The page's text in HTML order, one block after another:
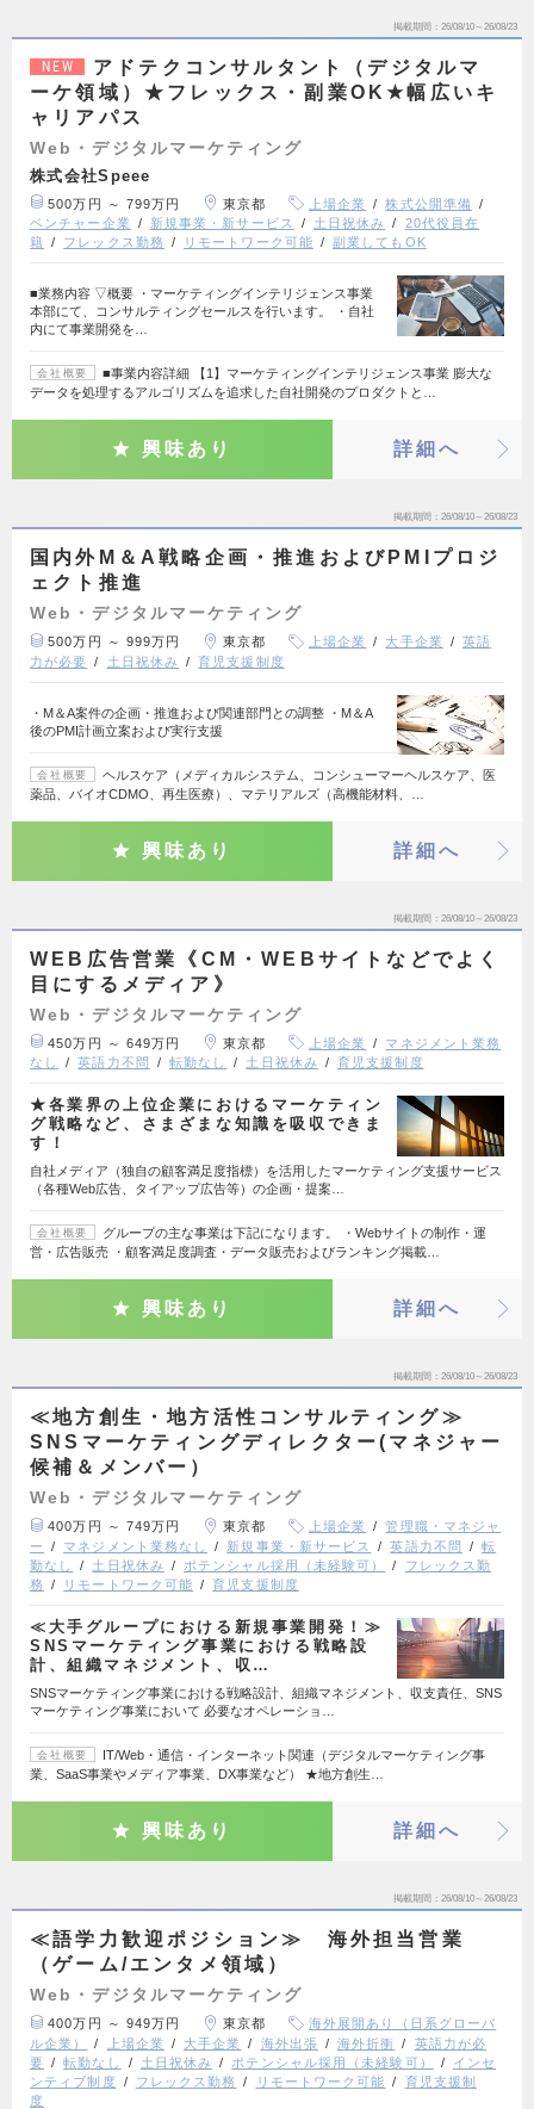
掲載期間 26/08/10～26/08/23
NEW
アドテクコンサルタント（デジタルマ
ーケ領域）★フレックス・副業OK★幅広いキ
ャリアパス
Web・デジタルマーケティング
株式会社Speee
500万円 ～ 799万円 東京都 上場企業
株式公開準備
ベンチャー企業
新規事業・新サービス 土日祝休み
20代役員在
籍
フレックス勤務 リモートワーク可能 副業してもOK
■業務内容 ▽概要 ・マーケティングインテリジェンス事業
本部にて、コンサルティングセールスを行います。 ・自社
内にて事業開発を…
会社概要
■事業内容詳細 【1】マーケティングインテリジェンス事業 膨大な
データを処理するアルゴリズムを追求した自社開発のプロダクトと…
興味あり 詳細へ
掲載期間 26/08/10～26/08/23
国内外M＆A戦略企画・推進およびPMIプロジ
ェクト推進
Web・デジタルマーケティング
500万円 ～ 999万円 東京都 上場企業 大手企業
英語
力が必要
土日祝休み 育児支援制度
・M＆A案件の企画・推進および関連部門との調整 ・M＆A
後のPMI計画立案および実行支援
会社概要
ヘルスケア（メディカルシステム、コンシューマーヘルスケア、医
薬品、バイオCDMO、再生医療）、マテリアルズ（高機能材料、…
興味あり 詳細へ
掲載期間 26/08/10～26/08/23
WEB広告営業《CM・WEBサイトなどでよく
目にするメディア》
Web・デジタルマーケティング
450万円 ～ 649万円 東京都 上場企業
マネジメント業務
なし
英語力不問 転勤なし 土日祝休み 育児支援制度
★各業界の上位企業におけるマーケティン
グ戦略など、さまざまな知識を吸収できま
す！
自社メディア（独自の顧客満足度指標）を活用したマーケティング支援サービス
（各種Web広告、タイアップ広告等）の企画・提案…
会社概要
グループの主な事業は下記になります。 ・Webサイトの制作・運
営・広告販売 ・顧客満足度調査・データ販売およびランキング掲載…
興味あり 詳細へ
掲載期間 26/08/10～26/08/23
≪地方創生・地方活性コンサルティング≫
SNSマーケティングディレクター(マネジャー
候補＆メンバー）
Web・デジタルマーケティング
400万円 ～ 749万円 東京都 上場企業
管理職・マネジャ
ー
マネジメント業務なし 新規事業・新サービス 英語力不問
転
勤なし
土日祝休み ポテンシャル採用（未経験可）
フレックス勤
務
リモートワーク可能 育児支援制度
≪大手グループにおける新規事業開発！≫
SNSマーケティング事業における戦略設
計、組織マネジメント、収…
SNSマーケティング事業における戦略設計、組織マネジメント、収支責任、SNS
マーケティング事業において 必要なオペレーショ…
会社概要
IT/Web・通信・インターネット関連（デジタルマーケティング事
業、SaaS事業やメディア事業、DX事業など） ★地方創生…
興味あり 詳細へ
掲載期間 26/08/10～26/08/23
≪語学力歓迎ポジション≫ 海外担当営業
（ゲーム/エンタメ領域）
Web・デジタルマーケティング
400万円 ～ 949万円 東京都
海外展開あり（日系グローバ
ル企業）
上場企業 大手企業 海外出張 海外折衝
英語力が必
要
転勤なし 土日祝休み ポテンシャル採用（未経験可）
インセ
ンティブ制度
フレックス勤務 リモートワーク可能
育児支援制
度